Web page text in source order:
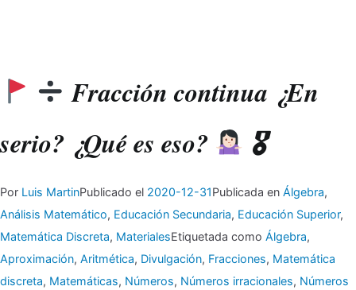
Fracción continua ¿En
serio? ¿Qué es eso?
🎖
Por Luis MartinPublicado el 2020-12-31Publicada en Álgebra,
Análisis Matemático, Educación Secundaria, Educación Superior,
Matemática Discreta, MaterialesEtiquetada como Álgebra,
Aproximación, Aritmética, Divulgación, Fracciones, Matemática
discreta, Matemáticas, Números, Números irracionales, Números